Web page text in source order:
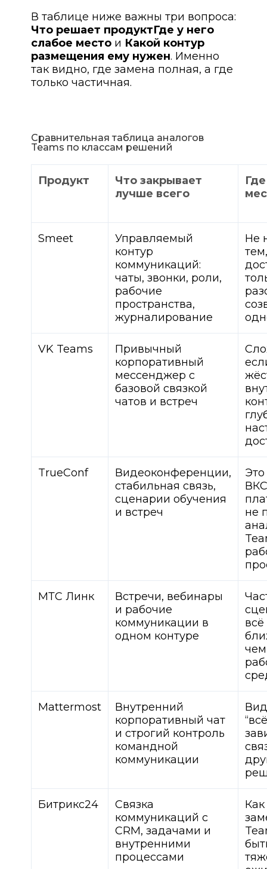
В таблице ниже важны три вопроса:
Что решает продуктГде у него
слабое место и Какой контур
размещения ему нужен. Именно
так видно, где замена полная, а где
только частичная.
Сравнительная таблица аналогов
Teams по классам решений
Продукт
Что закрывает
лучше всего
Smeet
Управляемый
контур
коммуникаций:
чаты, звонки, роли,
рабочие
пространства,
журналирование
Не
VK Teams
Привычный
корпоративный
мессенджер с
базовой связкой
чатов и встреч
TrueConf
Видеоконференции,
стабильная связь,
сценарии обучения
и встреч
не
МТС Линк
Встречи, вебинары
и рабочие
коммуникации в
одном контуре
Mattermost
Внутренний
корпоративный чат
и строгий контроль
командной
коммуникации
Битрикс24
Связка
коммуникаций с
CRM, задачами и
внутренними
процессами
Как